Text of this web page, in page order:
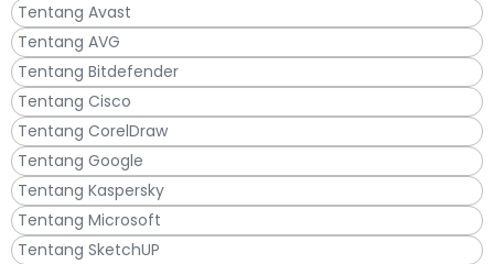
Tentang Avast
Tentang AVG
Tentang Bitdefender
Tentang Cisco
Tentang CorelDraw
Tentang Google
Tentang Kaspersky
Tentang Microsoft
Tentang SketchUP